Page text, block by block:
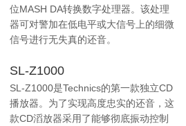
位MASH DA转换数字处理器。该处理
器可对警加在低电平或大信号上的细微
信号进行无失真的还音。
SL-Z1000
SL-Z1000是Technics的第一款独立CD
播放器。为了实现高度忠实的还音，这
款CD滔放器采用了能够彻底振动控制